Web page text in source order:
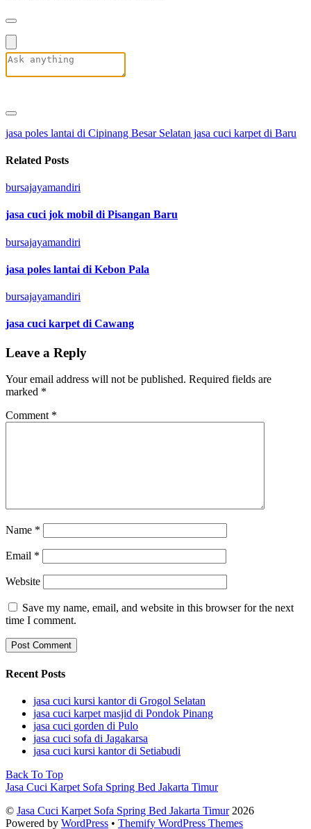
jasa poles lantai di Cipinang Besar Selatan jasa cuci karpet di Baru
Related Posts
bursajayamandiri
jasa cuci jok mobil di Pisangan Baru
bursajayamandiri
jasa poles lantai di Kebon Pala
bursajayamandiri
jasa cuci karpet di Cawang
Leave a Reply
Your email address will not be published. Required fields are
marked *
Comment *
Name *
Email *
Website
Save my name, email, and website in this browser for the next
time I comment.
Recent Posts
jasa cuci kursi kantor di Grogol Selatan
jasa cuci karpet masjid di Pondok Pinang
jasa cuci gorden di Pulo
jasa cuci sofa di Jagakarsa
jasa cuci kursi kantor di Setiabudi
Back To Top
Jasa Cuci Karpet Sofa Spring Bed Jakarta Timur
© Jasa Cuci Karpet Sofa Spring Bed Jakarta Timur2026
Powered by WordPress • Themify WordPress Themes